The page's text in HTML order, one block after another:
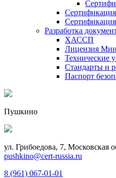
Разработка
ХАССП
Лицензия
Технические
Стандарты и
Паспорт
Пушкино
ул. Грибоедова, 7, Московская
pushkino@cert-russia.ru
8 (961) 067-01-01